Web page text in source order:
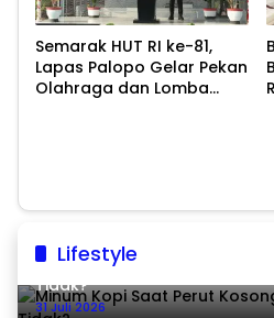
Semarak HUT RI ke-81,
Lapas Palopo Gelar Pekan
Olahraga dan Lomba
Lifestyle
Minum Kopi Saat Perut
Tidak?
31 Juli 2026